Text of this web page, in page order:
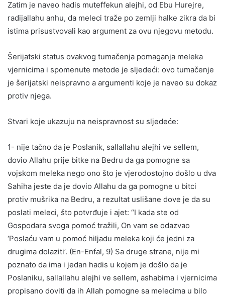
Zatim je naveo hadis muteffekun alejhi, od Ebu Hurejre,
radijallahu anhu, da meleci traže po zemlji halke zikra da bi
istima prisustvovali kao argument za ovu njegovu metodu.
Šerijatski status ovakvog tumačenja pomaganja meleka
vjernicima i spomenute metode je sljedeći: ovo tumačenje
je šerijatski neispravno a argumenti koje je naveo su dokaz
protiv njega.
Stvari koje ukazuju na neispravnost su sljedeće:
1- nije tačno da je Poslanik, sallallahu alejhi ve sellem,
dovio Allahu prije bitke na Bedru da ga pomogne sa
vojskom meleka nego ono što je vjerodostojno došlo u dva
Sahiha jeste da je dovio Allahu da ga pomogne u bitci
protiv mušrika na Bedru, a rezultat uslišane dove je da su
poslati meleci, što potvrđuje i ajet: “I kada ste od
Gospodara svoga pomoć tražili, On vam se odazvao
‘Poslaću vam u pomoć hiljadu meleka koji će jedni za
drugima dolaziti’. (En-Enfal, 9) Sa druge strane, nije mi
poznato da ima i jedan hadis u kojem je došlo da je
Poslaniku, sallallahu alejhi ve sellem, ashabima i vjernicima
propisano doviti da ih Allah pomogne sa melecima u bilo